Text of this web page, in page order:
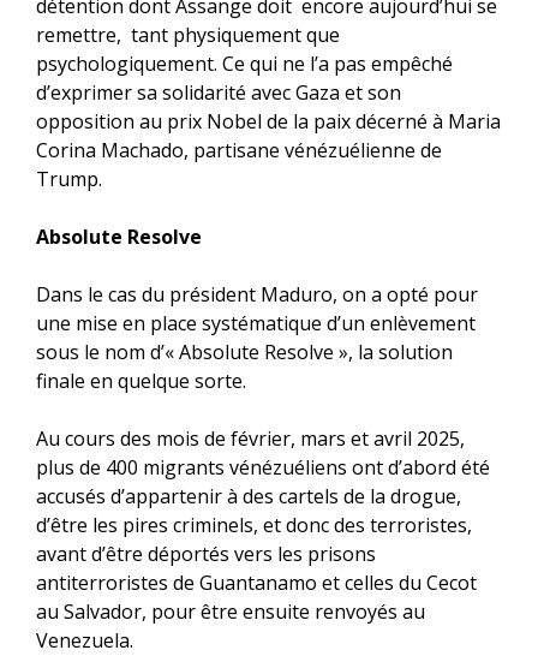
détention dont Assange doit encore aujourd’hui se
remettre, tant physiquement que
psychologiquement. Ce qui ne l’a pas empêché
d’exprimer sa solidarité avec Gaza et son
opposition au prix Nobel de la paix décerné à Maria
Corina Machado, partisane vénézuélienne de
Trump.
Absolute Resolve
Dans le cas du président Maduro, on a opté pour
une mise en place systématique d’un enlèvement
sous le nom d’« Absolute Resolve », la solution
finale en quelque sorte.
Au cours des mois de février, mars et avril 2025,
plus de 400 migrants vénézuéliens ont d’abord été
accusés d’appartenir à des cartels de la drogue,
d’être les pires criminels, et donc des terroristes,
avant d’être déportés vers les prisons
antiterroristes de Guantanamo et celles du Cecot
au Salvador, pour être ensuite renvoyés au
Venezuela.